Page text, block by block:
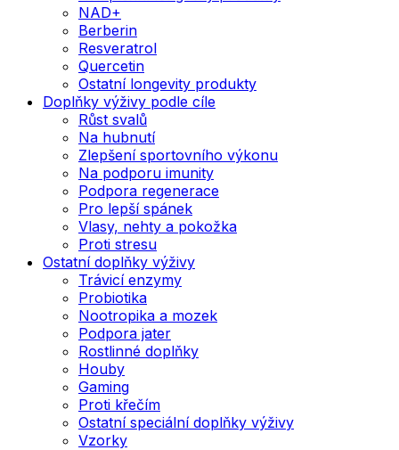
NAD+
Berberin
Resveratrol
Quercetin
Ostatní longevity produkty
Doplňky výživy podle cíle
Růst svalů
Na hubnutí
Zlepšení sportovního výkonu
Na podporu imunity
Podpora regenerace
Pro lepší spánek
Vlasy, nehty a pokožka
Proti stresu
Ostatní doplňky výživy
Trávicí enzymy
Probiotika
Nootropika a mozek
Podpora jater
Rostlinné doplňky
Houby
Gaming
Proti křečím
Ostatní speciální doplňky výživy
Vzorky